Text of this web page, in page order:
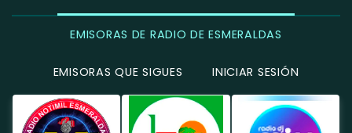
EMISORAS DE RADIO DE ESMERALDAS
EMISORAS QUE SIGUES INICIAR SESIÓN